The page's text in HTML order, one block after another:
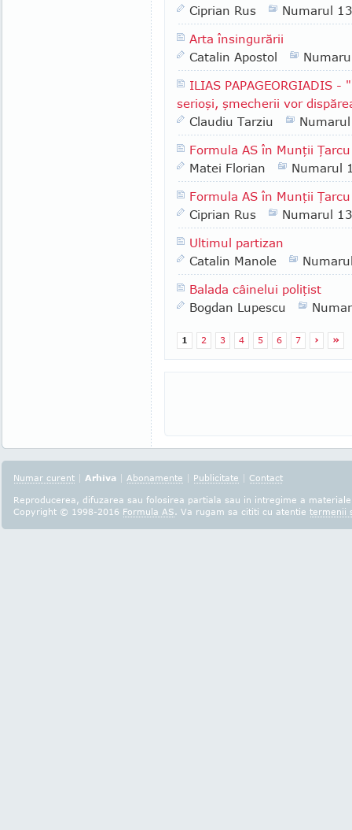
Ciprian Rus
Numarul
Arta însingurării
Catalin Apostol
ILIAS PAPAGEORGIADIS
serioşi, şmecherii vor
Claudiu Tarziu
Formula AS în Munţii
Matei Florian
Numarul
Formula AS în Munţii
Ciprian Rus
Numarul
Ultimul partizan
Catalin Manole
Balada câinelui poliţist
Bogdan Lupescu
1 2 3 4 5 6 7 › »
Numar curent | Arhiva | Abonamente | Publicitate | Contact
Reproducerea, difuzarea sau folosirea partiala sau in intregime a
Copyright © 1998-2016 Formula AS. Va rugam sa cititi cu atentie termenii